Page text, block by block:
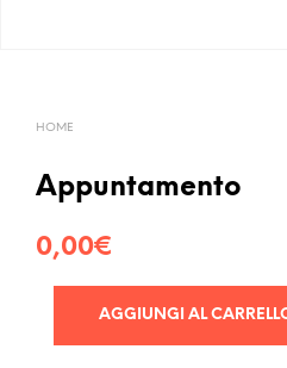
HOME
Appuntamento
0,00€
AGGIUNGI AL